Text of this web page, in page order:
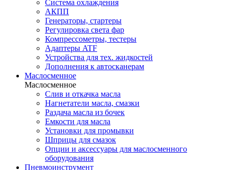
Система охлаждения
АКПП
Генераторы, стартеры
Регулировка света фар
Компрессометры, тестеры
Адаптеры ATF
Устройства для тех. жидкостей
Дополнения к автосканерам
Маслосменное
Маслосменное
Слив и откачка масла
Нагнетатели масла, смазки
Раздача масла из бочек
Емкости для масла
Установки для промывки
Шприцы для смазок
Опции и аксессуары для маслосменного
оборудования
Пневмоинструмент